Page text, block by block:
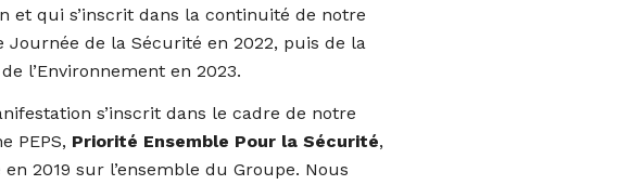
et qui s’inscrit dans la continuité de notre
Journée de la Sécurité en 2022, puis de la
l’Environnement en 2023.
s’inscrit dans le cadre de notre
PEPS, Priorité Ensemble Pour la Sécurité,
2019 sur l’ensemble du Groupe. Nous